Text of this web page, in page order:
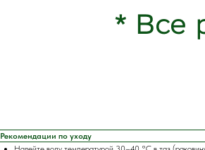
Рекомендации по уходу